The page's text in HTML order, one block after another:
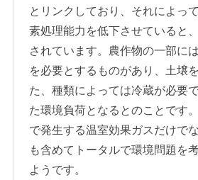
とリンクしており、それによっ
素処理能力を低下させていると
されています。農作物の一部に
を必要とするものがあり、土壌
た、種類によっては冷蔵が必要
た環境負荷となるとのことです
で発生する温室効果ガスだけで
も含めてトータルで環境問題を
ようです。